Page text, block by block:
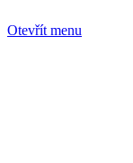
Otevřít menu